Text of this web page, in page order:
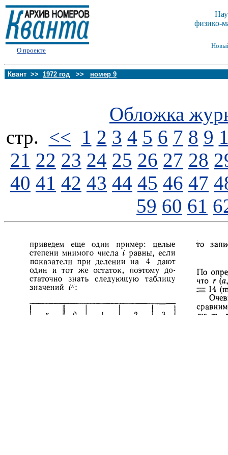
О проекте
физико-
Квант >> 1972 год >> номер 9
Обложка
стp. << 1 2 3 4 5 6 7 8 9
21 22 23 24 25 26 27 28
40 41 42 43 44 45 46 47
59 60 61